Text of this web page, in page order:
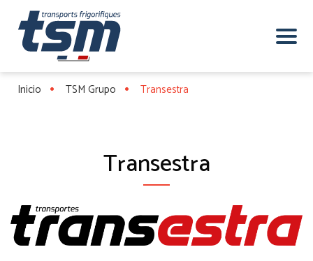
Inicio TSM Grupo Transestra
Transestra